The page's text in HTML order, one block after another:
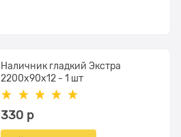
Наличник гладкий Экстра
2200x90x12 - 1 шт
330 р